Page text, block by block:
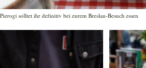
Pierogi solltet ihr definitiv bei eurem Breslau-Besuch essen